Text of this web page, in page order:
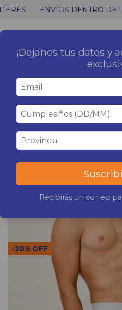
ENVÍOS DENTRO DE LAS 48
/ 7
-20% OFF
¡Dejanos tus datos y
Recibirás un correo